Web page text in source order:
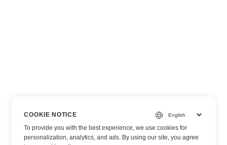
COOKIE NOTICE
To provide you with the best experience, we use cookies for
personalization, analytics, and ads. By using our site, you agree